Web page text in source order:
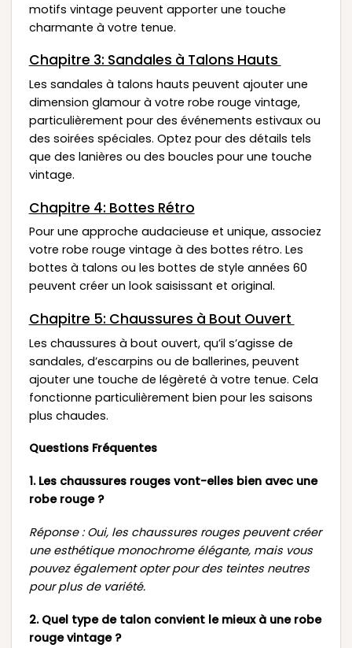
motifs vintage peuvent apporter une touche
charmante à votre tenue.
Chapitre 3: Sandales à Talons Hauts
Les sandales à talons hauts peuvent ajouter une
dimension glamour à votre robe rouge vintage,
particulièrement pour des événements estivaux ou
des soirées spéciales. Optez pour des détails tels
que des lanières ou des boucles pour une touche
vintage.
Chapitre 4: Bottes Rétro
Pour une approche audacieuse et unique, associez
votre robe rouge vintage à des bottes rétro. Les
bottes à talons ou les bottes de style années 60
peuvent créer un look saisissant et original.
Chapitre 5: Chaussures à Bout Ouvert
Les chaussures à bout ouvert, qu’il s’agisse de
sandales, d’escarpins ou de ballerines, peuvent
ajouter une touche de légèreté à votre tenue. Cela
fonctionne particulièrement bien pour les saisons
plus chaudes.
Questions Fréquentes
1. Les chaussures rouges vont-elles bien avec une
robe rouge ?
Réponse : Oui, les chaussures rouges peuvent créer
une esthétique monochrome élégante, mais vous
pouvez également opter pour des teintes neutres
pour plus de variété.
2. Quel type de talon convient le mieux à une robe
rouge vintage ?